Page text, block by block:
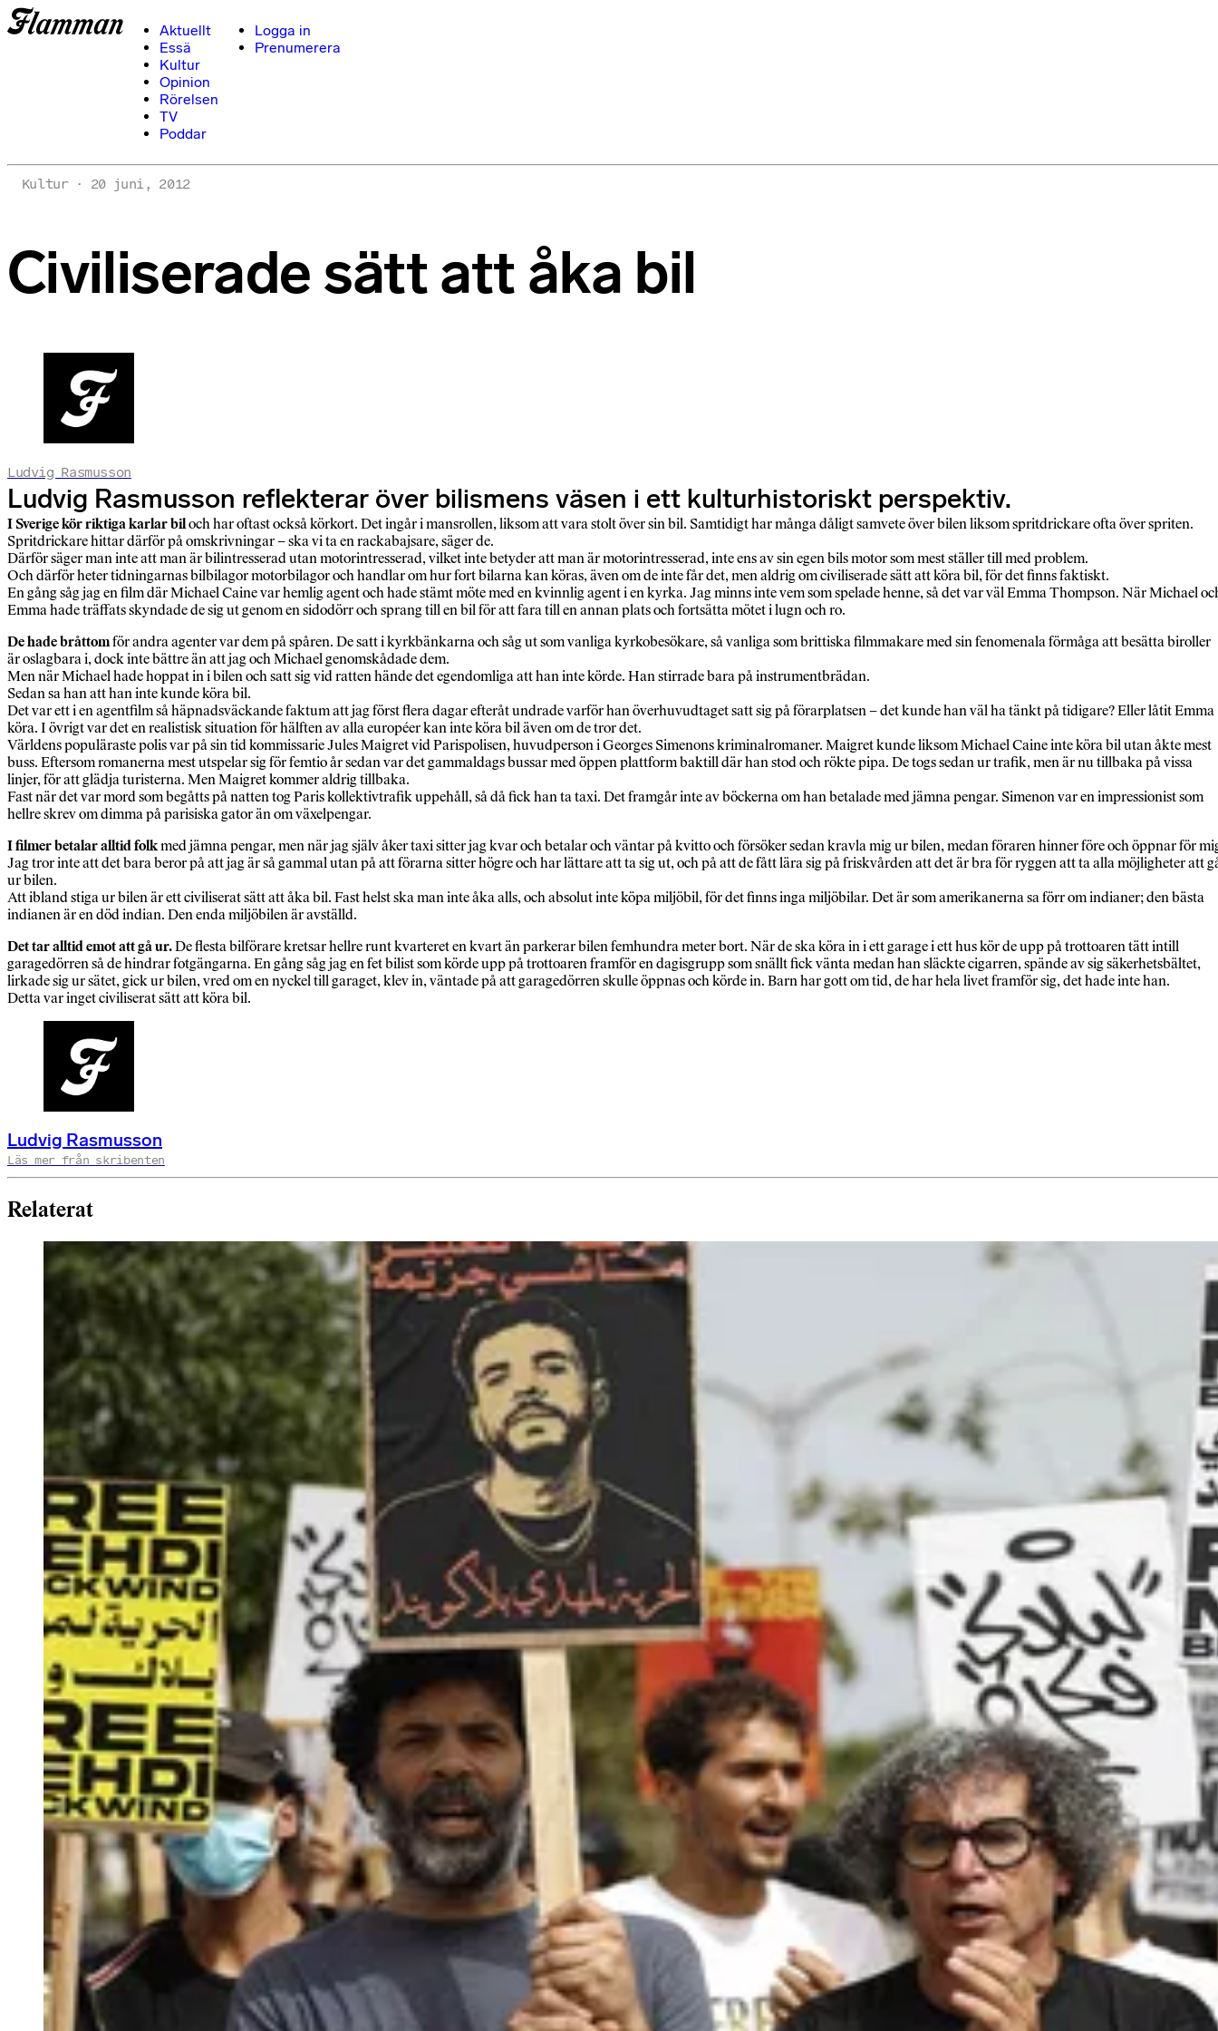
Aktuellt
Essä
Kultur
Opinion
Rörelsen
TV
Poddar
Logga in
Prenumerera
Kultur 20 juni, 2012
Civiliserade sätt att åka bil
Ludvig Rasmusson
Ludvig Rasmusson reflekterar över bilismens väsen i ett kulturhistoriskt perspektiv.
I Sverige kör riktiga karlar biloch har oftast också körkort. Det ingår i mansrollen, liksom att vara stolt över sin bil. Samtidigt har många dåligt samvete över bilen liksom spritdrickare ofta över spriten.
Spritdrickare hittar därför på omskrivningar – ska vi ta en rackabajsare, säger de.
Därför säger man inte att man är bilintresserad utan motorintresserad, vilket inte betyder att man är motorintresserad, inte ens av sin egen bils motor som mest ställer till med problem.
Och därför heter tidningarnas bilbilagor motorbilagor och handlar om hur fort bilarna kan köras, även om de inte får det, men aldrig om civiliserade sätt att köra bil, för det finns faktiskt.
En gång såg jag en film där Michael Caine var hemlig agent och hade stämt möte med en kvinnlig agent i en kyrka. Jag minns inte vem som spelade henne, så det var väl Emma Thompson. När Michael
Emma hade träffats skyndade de sig ut genom en sidodörr och sprang till en bil för att fara till en annan plats och fortsätta mötet i lugn och ro.
De hade bråttomför andra agenter var dem på spåren. De satt i kyrkbänkarna och såg ut som vanliga kyrkobesökare, så vanliga som brittiska filmmakare med sin fenomenala förmåga att besätta biroller
är oslagbara i, dock inte bättre än att jag och Michael genomskådade dem.
Men när Michael hade hoppat in i bilen och satt sig vid ratten hände det egendomliga att han inte körde. Han stirrade bara på instrumentbrädan.
Sedan sa han att han inte kunde köra bil.
Det var ett i en agentfilm så häpnadsväckande faktum att jag först flera dagar efteråt undrade varför han överhuvudtaget satt sig på förarplatsen – det kunde han väl ha tänkt på tidigare? Eller låtit Emma
köra. I övrigt var det en realistisk situation för hälften av alla européer kan inte köra bil även om de tror det.
Världens populäraste polis var på sin tid kommissarie Jules Maigret vid Parispolisen, huvudperson i Georges Simenons kriminalromaner. Maigret kunde liksom Michael Caine inte köra bil utan åkte mest
buss. Eftersom romanerna mest utspelar sig för femtio år sedan var det gammaldags bussar med öppen plattform baktill där han stod och rökte pipa. De togs sedan ur trafik, men är nu tillbaka på vissa
linjer, för att glädja turisterna. Men Maigret kommer aldrig tillbaka.
Fast när det var mord som begåtts på natten tog Paris kollektivtrafik uppehåll, så då fick han ta taxi. Det framgår inte av böckerna om han betalade med jämna pengar. Simenon var en impressionist som
hellre skrev om dimma på parisiska gator än om växelpengar.
I filmer betalar alltid folkmed jämna pengar, men när jag själv åker taxi sitter jag kvar och betalar och väntar på kvitto och försöker sedan kravla mig ur bilen, medan föraren hinner före och öppnar för
Jag tror inte att det bara beror på att jag är så gammal utan på att förarna sitter högre och har lättare att ta sig ut, och på att de fått lära sig på friskvården att det är bra för ryggen att ta alla möjligheter att
ur bilen.
Att ibland stiga ur bilen är ett civiliserat sätt att åka bil. Fast helst ska man inte åka alls, och absolut inte köpa miljöbil, för det finns inga miljöbilar. Det är som amerikanerna sa förr om indianer; den bästa
indianen är en död indian. Den enda miljöbilen är avställd.
Det tar alltid emot att gå ur.De flesta bilförare kretsar hellre runt kvarteret en kvart än parkerar bilen femhundra meter bort. När de ska köra in i ett garage i ett hus kör de upp på trottoaren tätt intill
garagedörren så de hindrar fotgängarna. En gång såg jag en fet bilist som körde upp på trottoaren framför en dagisgrupp som snällt fick vänta medan han släckte cigarren, spände av sig säkerhetsbältet,
lirkade sig ur sätet, gick ur bilen, vred om en nyckel till garaget, klev in, väntade på att garagedörren skulle öppnas och körde in. Barn har gott om tid, de har hela livet framför sig, det hade inte han.
Detta var inget civiliserat sätt att köra bil.
Ludvig Rasmusson
Läs mer från skribenten
Relaterat